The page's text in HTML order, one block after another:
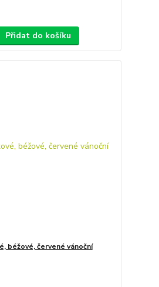
Přidat do košíku
béžové, červené vánoční